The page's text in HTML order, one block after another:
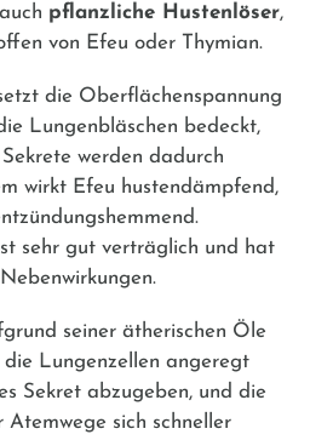
pflanzliche Hustenlöser,
von Efeu oder Thymian.
die Oberflächenspannung
Lungenbläschen bedeckt,
werden dadurch
wirkt Efeu hustendämpfend,
sehr gut verträglich und hat
seiner ätherischen Öle
die Lungenzellen angeregt
Sekret abzugeben, und die
Atemwege sich schneller